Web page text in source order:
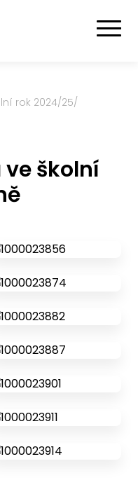
rok 2024/25/
školní